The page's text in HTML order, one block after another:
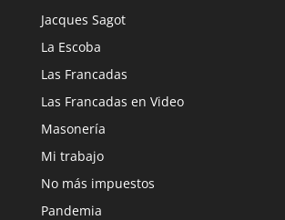
Jacques Sagot
La Escoba
Las Francadas
Las Francadas en Video
Masonería
Mi trabajo
No más impuestos
Pandemia